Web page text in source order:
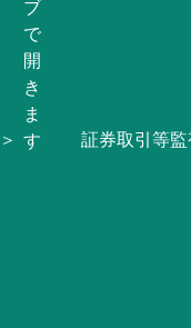
証券取引等